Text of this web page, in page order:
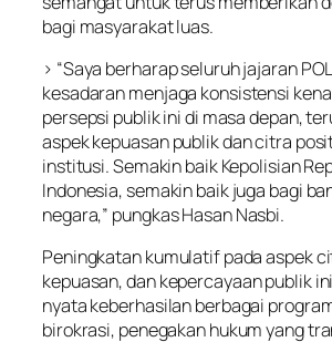
bagi masyarakat luas.
> “Saya berharap seluruh jajaran
kesadaran menjaga konsistensi
persepsi publik ini di masa depan,
aspek kepuasan publik dan citra
institusi. Semakin baik Kepolisian
Indonesia, semakin baik juga bagi
negara,” pungkas Hasan Nasbi.
Peningkatan kumulatif pada aspek
kepuasan, dan kepercayaan publik
nyata keberhasilan berbagai
birokrasi, penegakan hukum yang